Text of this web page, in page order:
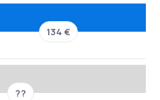
134 €
??